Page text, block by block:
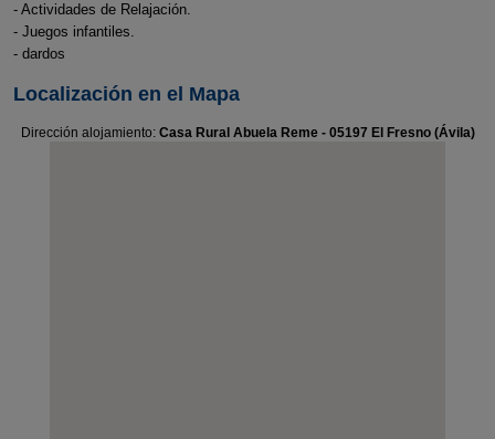
- Actividades de Relajación.
- Juegos infantiles.
- dardos
Localización en el Mapa
Dirección alojamiento: Casa Rural Abuela Reme - 05197 El Fresno (Ávila)